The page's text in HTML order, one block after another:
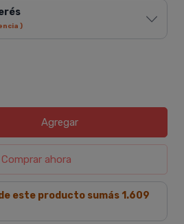
)
Agregar
Comprar ahora
este producto sumás 1.609